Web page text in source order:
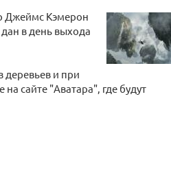
Джеймс Кэмерон
в день выхода
деревьев и при
сайте "Аватара", где будут